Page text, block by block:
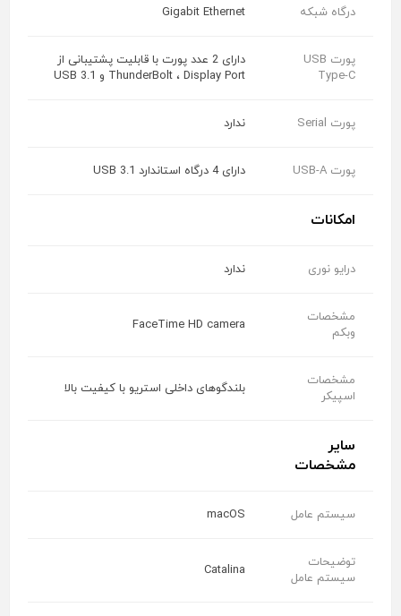
درگاه شبکه Gigabit Ethernet
پورت USB
Type-C
دارای 2 عدد پورت با قابلیت پشتیبانی از
ThunderBolt ، Display Port و USB 3.1
پورت Serial ندارد
پورت USB-A دارای 4 درگاه استاندارد USB 3.1
امکانات
درایو نوری ندارد
مشخصات
وبکم
FaceTime HD camera
مشخصات
اسپیکر
بلندگوهای داخلی استریو با کیفیت بالا
سایر
مشخصات
سیستم عامل macOS
توضیحات
سیستم عامل
Catalina